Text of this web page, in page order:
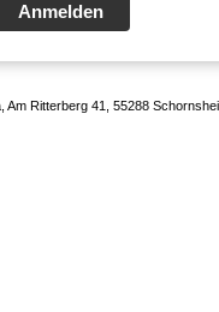
Anmelden
Am Ritterberg 41, 55288